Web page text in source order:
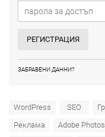
РЕГИСТРАЦИЯ
ЗАБРАВЕНИ ДАННИ?
WordPress SEO
Реклама
Adobe